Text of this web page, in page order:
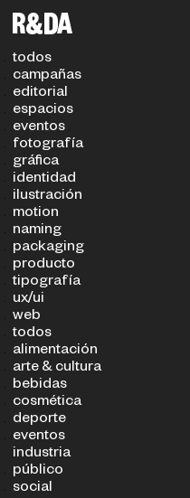
TIPO DE PROYECTO
todos
campañas
editorial
espacios
eventos
fotografía
gráfica
identidad
ilustración
motion
naming
packaging
producto
tipografía
ux/ui
web
todos
alimentación
arte & cultura
bebidas
cosmética
deporte
eventos
industria
público
social